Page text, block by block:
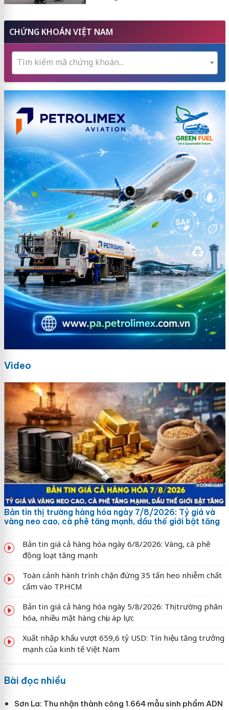
CHỨNG KHOÁN VIỆT NAM
Tìm kiếm mã chứng khoán...
Video
Bản tin thị trường hàng hóa ngày 7/8/2026: Tỷ giá và
vàng neo cao, cà phê tăng mạnh, dầu thế giới bật tăng
Bản tin giá cả hàng hóa ngày 6/8/2026: Vàng, cà phê
đồng loạt tăng mạnh
Toàn cảnh hành trình chặn đứng 35 tấn heo nhiễm chất
cấm vào TP.HCM
Bản tin giá cả hàng hóa ngày 5/8/2026: Thị trường phân
hóa, nhiều mặt hàng chịu áp lực
Xuất nhập khẩu vượt 659,6 tỷ USD: Tín hiệu tăng trưởng
mạnh của kinh tế Việt Nam
Bài đọc nhiều
Sơn La: Thu nhận thành công 1.664 mẫu sinh phẩm ADN